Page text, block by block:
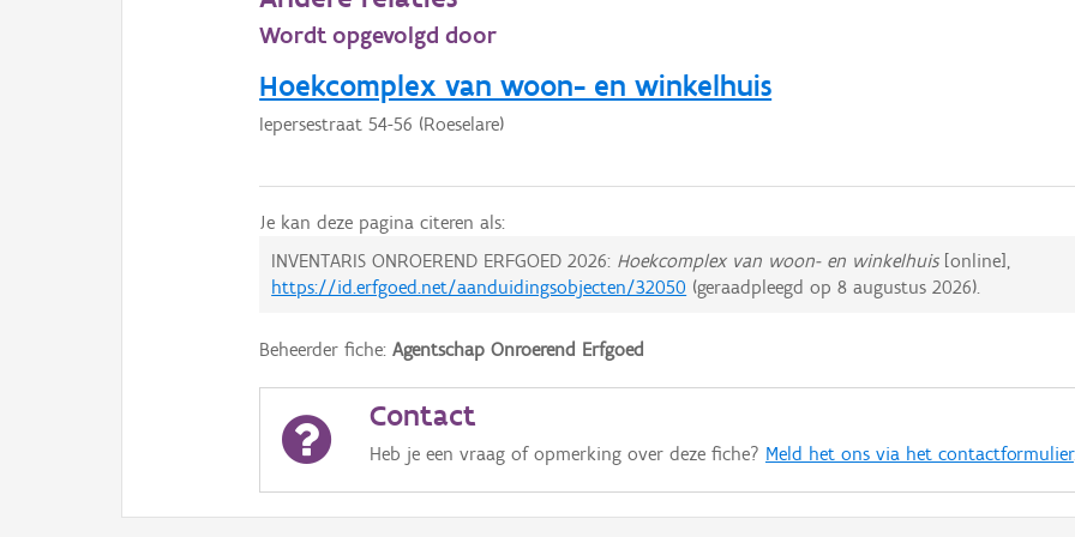
Wordt opgevolgd door
Hoekcomplex van woon- en winkelhuis
Iepersestraat 54-56 (Roeselare)
Je kan deze pagina citeren als:
INVENTARIS ONROEREND ERFGOED 2026: Hoekcomplex van woon- en winkelhuis[online],
https://id.erfgoed.net/aanduidingsobjecten/32050 (geraadpleegd op8 augustus 2026).
Beheerder fiche:Agentschap Onroerend Erfgoed
Contact
Heb je een vraag of opmerking over deze fiche? Meld het ons via het contactformulier